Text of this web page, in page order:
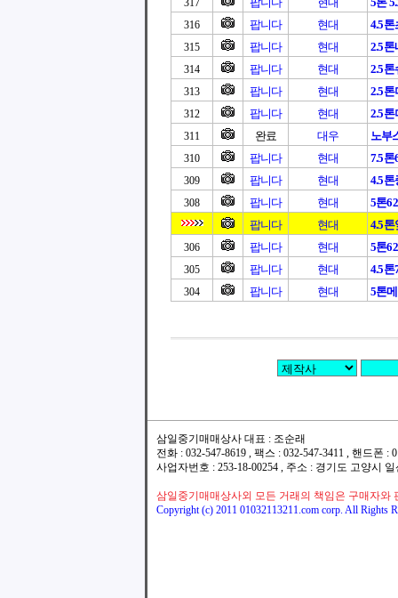
317
316 팝니다 현대 4.5톤
315 팝니다 현대 2.5톤
314 팝니다 현대 2.5
313 팝니다 현대 2.5톤
312 팝니다 현대 2.5톤
311 완료 대우 노부
310 팝니다 현대 7.5톤
309 팝니다 현대 4.5톤
308 팝니다 현대
5톤
팝니다
현대 4.5톤
306 팝니다 현대 5톤
305 팝니다 현대 4.5톤
304 팝니다 현대 5톤
삼일중기매매상사 대표 : 조순래
전화 : 032-547-8619 , 팩스 : 032-547-3411 , 핸드폰
사업자번호 : 253-18-00254 , 주소 : 경기도 고양시
삼일중기매매상사외 모든 거래의 책임은 구매자와
Copyright (c) 2011 01032113211.com corp. All Rights